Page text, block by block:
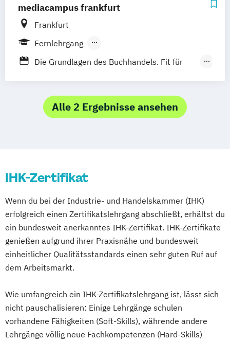
Geprüfte/r Fachwirt/in im E-Commerce
(IHK)
Geprüfte/r Online-Marketing-Manager/in
Marketing Manager (IHK)
Social Media Manager/in
mediacampus frankfurt
Frankfurt
Fernlehrgang
Berufsbegleitender Präsenzlehrgang
Die Grundlagen des Buchhandels. Fit für
fachwirt:in für medienmarketing und -
vertrieb (ihk)
Alle 2 Ergebnisse ansehen
IHK-Zertifikat
Wenn du bei der Industrie- und Handelskammer (IHK)
erfolgreich einen Zertifikatslehrgang abschließt, erhältst du
ein bundesweit anerkanntes IHK-Zertifikat. IHK-Zertifikate
genießen aufgrund ihrer Praxisnähe und bundesweit
einheitlicher Qualitätsstandards einen sehr guten Ruf auf
dem Arbeitsmarkt.
Wie umfangreich ein IHK-Zertifikatslehrgang ist, lässt sich
nicht pauschalisieren: Einige Lehrgänge schulen
vorhandene Fähigkeiten (Soft-Skills), währende andere
Lehrgänge völlig neue Fachkompetenzen (Hard-Skills)